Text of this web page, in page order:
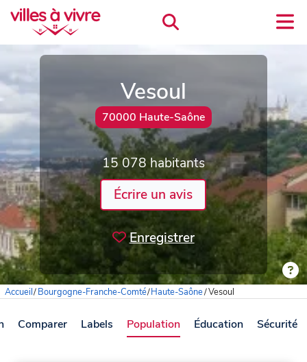
Vesoul
70000 Haute-Saône
15 078 habitants
Écrire un avis
Enregistrer
Accueil/Bourgogne-Franche-Comté/Haute-Saône/Vesoul
Comparer Labels Population Éducation Sécurité